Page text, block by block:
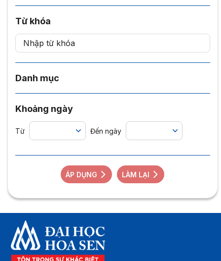
Từ khóa
Danh mục
Khoảng ngày
Từ Đến ngày
ÁP DỤNG LÀM LẠI